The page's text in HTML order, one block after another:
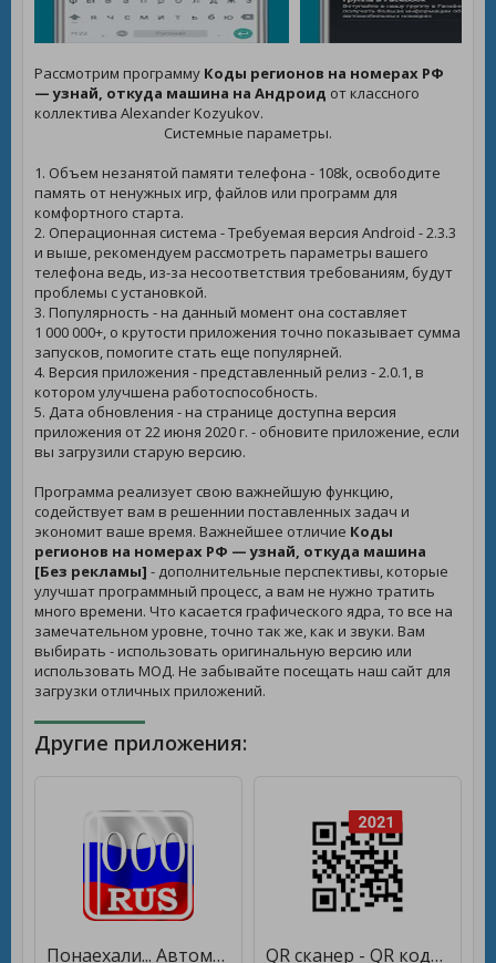
Рассмотрим программу Коды регионов на номерах РФ
— узнай, откуда машина на Андроид от классного
коллектива Alexander Kozyukov.
Системные параметры.
1. Объем незанятой памяти телефона - 108k, освободите
память от ненужных игр, файлов или программ для
комфортного старта.
2. Операционная система - Требуемая версия Android - 2.3.3
и выше, рекомендуем рассмотреть параметры вашего
телефона ведь, из-за несоответствия требованиям, будут
проблемы с установкой.
3. Популярность - на данный момент она составляет
1 000 000+, о крутости приложения точно показывает сумма
запусков, помогите стать еще популярней.
4. Версия приложения - представленный релиз - 2.0.1, в
котором улучшена работоспособность.
5. Дата обновления - на странице доступна версия
приложения от 22 июня 2020 г. - обновите приложение, если
вы загрузили старую версию.
Программа реализует свою важнейшую функцию,
содействует вам в решеннии поставленных задач и
экономит ваше время. Важнейшее отличие Коды
регионов на номерах РФ — узнай, откуда машина
[Без рекламы] - дополнительные перспективы, которые
улучшат программный процесс, а вам не нужно тратить
много времени. Что касается графического ядра, то все на
замечательном уровне, точно так же, как и звуки. Вам
выбирать - использовать оригинальную версию или
использовать МОД. Не забывайте посещать наш сайт для
загрузки отличных приложений.
Другие приложения:
Понаехали... Автомобильные коды регионов России [Premium] QR сканер - QR коды [Unlocked]